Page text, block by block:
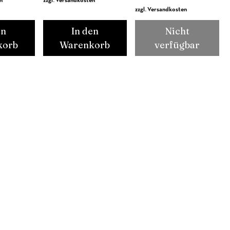
In den
Warenkorb
zzgl. Versandkosten
Nicht
verfügbar